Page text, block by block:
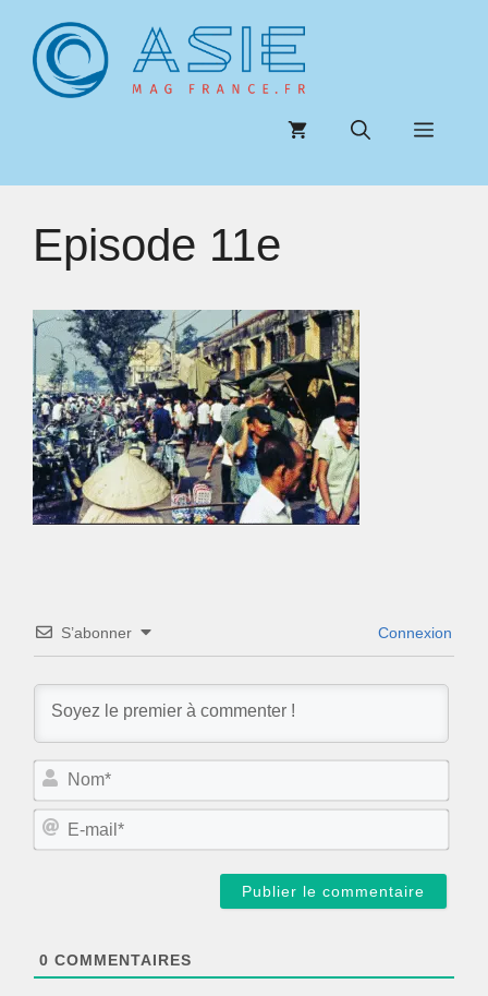
contenu
Menu
Episode 11e
S’abonner Connexion
N
m
E
0 COMMENTAIRES